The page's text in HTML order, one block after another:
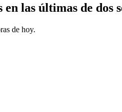
las últimas de dos
de hoy.